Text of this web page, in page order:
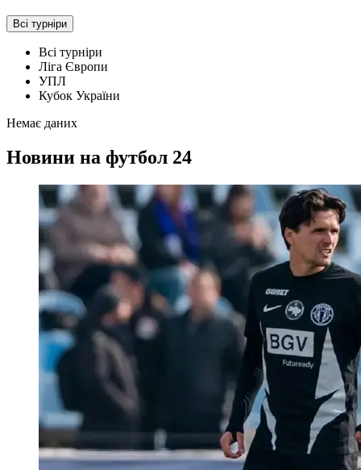
Всі турніри
Всі турніри
Ліга Європи
УПЛ
Кубок України
Немає даних
Новини на футбол 24